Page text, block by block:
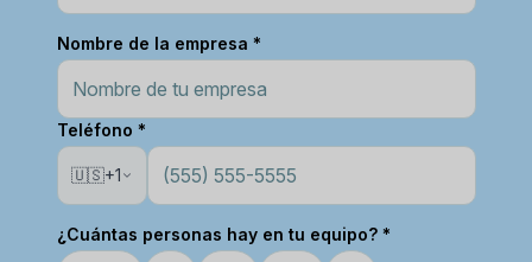
Nombre de la empresa *
Teléfono *
🇺🇸+1
¿Cuántas personas hay en tu equipo? *